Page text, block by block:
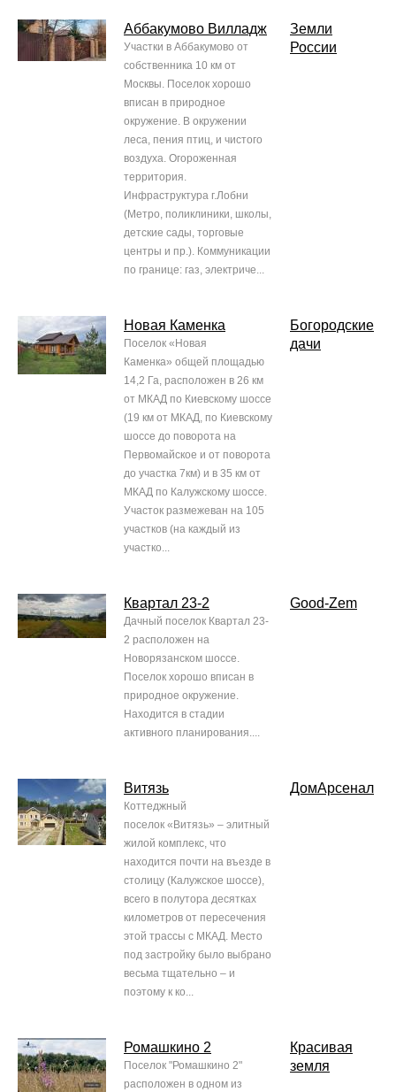
Аббакумово Вилладж
Участки в Аббакумово от
собственника 10 км от
Москвы. Поселок хорошо
вписан в природное
окружение. В окружении
леса, пения птиц, и чистого
воздуха. Огороженная
территория.
Инфраструктура г.Лобни
(Метро, поликлиники, школы,
детские сады, торговые
центры и пр.). Коммуникации
по границе: газ, электриче...
Земли
России
Новая Каменка
Поселок «Новая
Каменка» общей площадью
14,2 Га, расположен в 26 км
от МКАД по Киевскому шоссе
(19 км от МКАД, по Киевскому
шоссе до поворота на
Первомайское и от поворота
до участка 7км) и в 35 км от
МКАД по Калужскому шоссе.
Участок размежеван на 105
участков (на каждый из
участко...
Богородские
дачи
Квартал 23-2
Дачный поселок Квартал 23-
2 расположен на
Новорязанском шоссе.
Поселок хорошо вписан в
природное окружение.
Находится в стадии
активного планирования....
Good-Zem
Витязь
Коттеджный
поселок «Витязь» – элитный
жилой комплекс, что
находится почти на въезде в
столицу (Калужское шоссе),
всего в полутора десятках
километров от пересечения
этой трассы с МКАД. Место
под застройку было выбрано
весьма тщательно – и
поэтому к ко...
ДомАрсенал
Ромашкино 2
Поселок "Ромашкино 2"
расположен в одном из
Красивая
земля